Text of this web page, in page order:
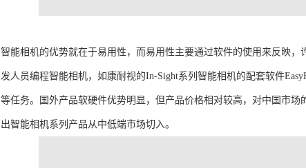
智能相机的优势就在于易用性，而易用性主要通过软件的使用来反映
发人员编程智能相机，如康耐视的In-Sight系列智能相机的配套软件
等任务。国外产品软硬件优势明显，但产品价格相对较高，对中国市
出智能相机系列产品从中低端市场切入。